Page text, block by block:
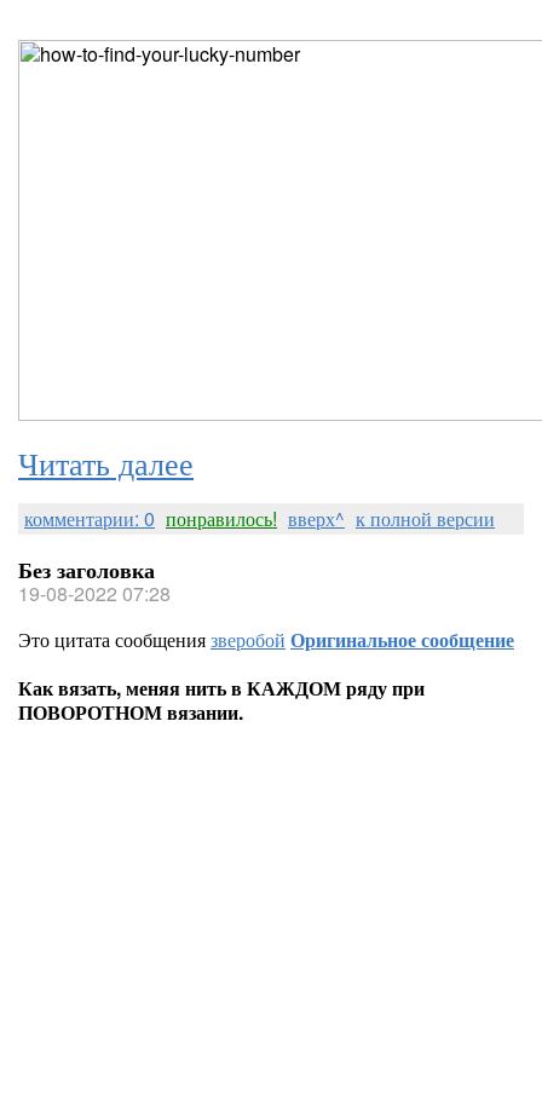
Читать далее
комментарии: 0 понравилось! вверх^ к полной версии
Без заголовка
19-08-2022 07:28
Это цитата сообщениязверобой Оригинальное сообщение
Как вязать, меняя нить в КАЖДОМ ряду при
ПОВОРОТНОМ вязании.